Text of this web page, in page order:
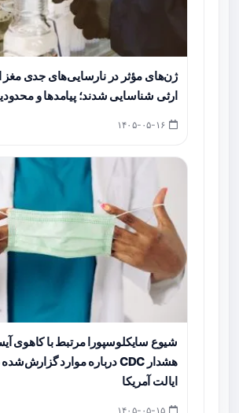
ژن‌های مؤثر در نارسایی‌های جدی مغز
ارثی شناسایی شدند؛ پیامدها و
شیوع سایکلوسپورا مرتبط با کاهوی
ایالت آمریکا